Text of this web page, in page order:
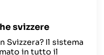
svizzere
Svizzera? Il sistema
in tutto il